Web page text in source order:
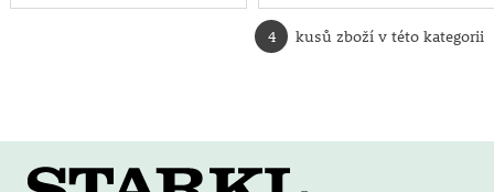
4 kusů zboží v této kategorii